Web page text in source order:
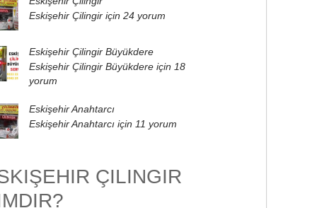
Eskişehir Çilingir için 24 yorum
Eskişehir Çilingir Büyükdere
Eskişehir Çilingir Büyükdere için 18
yorum
Eskişehir Anahtarcı
Eskişehir Anahtarcı için 11 yorum
ÇILINGIR